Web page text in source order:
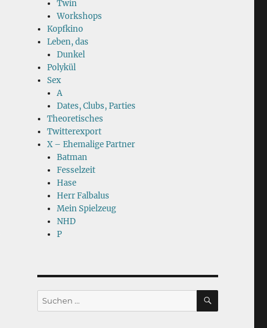
Twin
Workshops
Kopfkino
Leben, das
Dunkel
Polykül
Sex
A
Dates, Clubs, Parties
Theoretisches
Twitterexport
X – Ehemalige Partner
Batman
Fesselzeit
Hase
Herr Falbalus
Mein Spielzeug
NHD
P
Suchen
nach:
SUCHEN